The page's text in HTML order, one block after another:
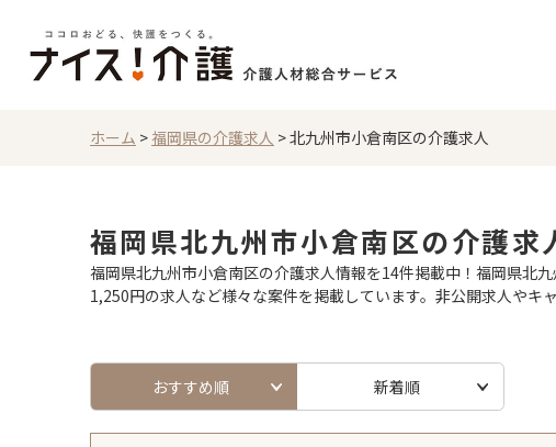
ホーム >福岡県の介護求人 >北九州市小倉南区の介護求人
福岡県北九州市小倉南区の介護求
福岡県北九州市小倉南区の介護求人情報を14件掲載中！福岡県北
1,250円の求人など様々な案件を掲載しています。非公開求人やキ
おすすめ順 新着順